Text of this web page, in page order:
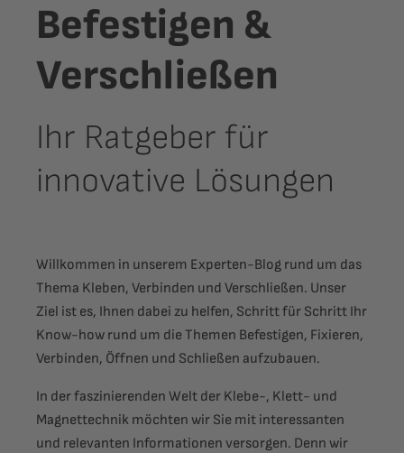
Befestigen &
Verschließen
Ihr Ratgeber für
innovative Lösungen
Willkommen in unserem Experten-Blog rund um das
Thema Kleben, Verbinden und Verschließen. Unser
Ziel ist es, Ihnen dabei zu helfen, Schritt für Schritt Ihr
Know-how rund um die Themen Befestigen, Fixieren,
Verbinden, Öffnen und Schließen aufzubauen.
In der faszinierenden Welt der Klebe-, Klett- und
Magnettechnik möchten wir Sie mit interessanten
und relevanten Informationen versorgen. Denn wir